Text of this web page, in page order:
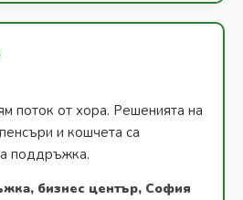
поток от хора. Решенията на
и кошчета са
поддръжка.
бизнес център, София